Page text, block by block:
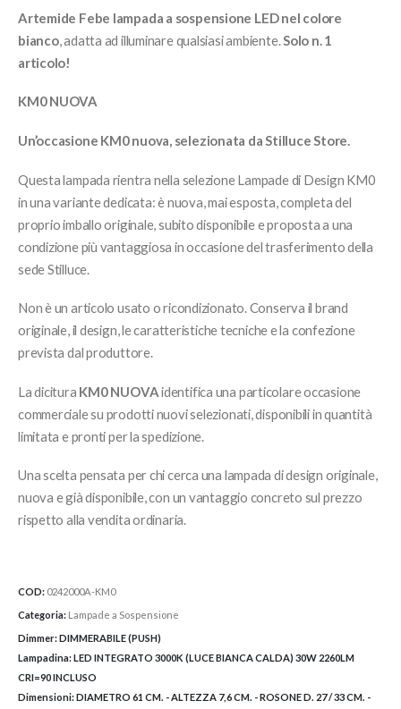
era:
970,00€.
è:
630,00€.
Artemide Febe lampada a sospensione LED nel colore
bianco, adatta ad illuminare qualsiasi ambiente.Solo n. 1
articolo!
KM0 NUOVA
Un’occasione KM0 nuova, selezionata da Stilluce Store.
Questa lampada rientra nella selezione Lampade di Design KM0
in una variante dedicata: è nuova, mai esposta, completa del
proprio imballo originale, subito disponibile e proposta a una
condizione più vantaggiosa in occasione del trasferimento della
sede Stilluce.
Non è un articolo usato o ricondizionato. Conserva il brand
originale, il design, le caratteristiche tecniche e la confezione
prevista dal produttore.
La dicitura KM0 NUOVAidentifica una particolare occasione
commerciale su prodotti nuovi selezionati, disponibili in quantità
limitata e pronti per la spedizione.
Una scelta pensata per chi cerca una lampada di design originale,
nuova e già disponibile, con un vantaggio concreto sul prezzo
rispetto alla vendita ordinaria.
COD: 0242000A-KM0
Categoria: Lampade a Sospensione
Dimmer:DIMMERABILE (PUSH)
Lampadina:LED INTEGRATO 3000K (LUCE BIANCA CALDA) 30W 2260LM
CRI=90 INCLUSO
Dimensioni:DIAMETRO 61 CM. - ALTEZZA 7,6 CM. - ROSONE D. 27 / 33 CM. -